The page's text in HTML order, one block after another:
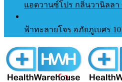
แอดวานซ์โปร กลิ่นวานิลลา
ฟ้าทะลายโจร อภัยภูเบศร